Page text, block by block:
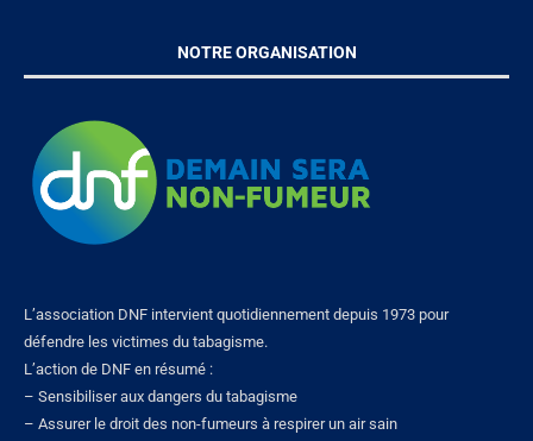
NOTRE ORGANISATION
L’association DNF intervient quotidiennement depuis 1973 pour
défendre les victimes du tabagisme.
L’action de DNF en résumé :
– Sensibiliser aux dangers du tabagisme
– Assurer le droit des non-fumeurs à respirer un air sain